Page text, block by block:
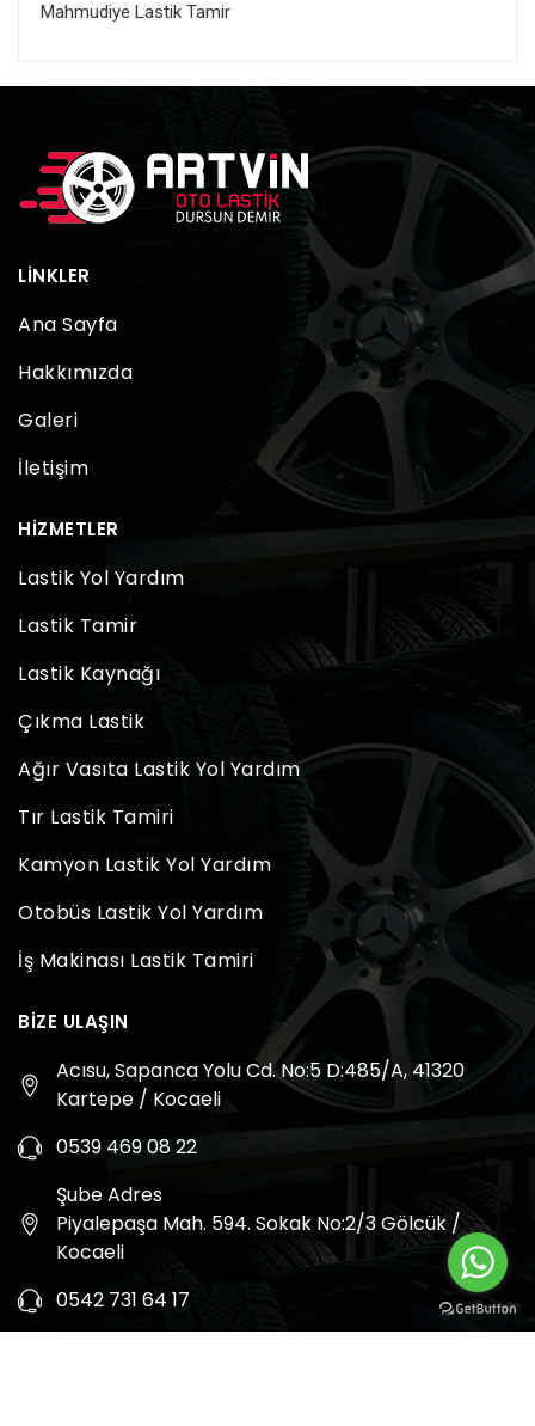
Mahmudiye Lastik Tamir
LINKLER
Ana Sayfa
Hakkımızda
Galeri
İletişim
HIZMETLER
Lastik Yol Yardım
Lastik Tamir
Lastik Kaynağı
Çıkma Lastik
Ağır Vasıta Lastik Yol Yardım
Tır Lastik Tamiri
Kamyon Lastik Yol Yardım
Otobüs Lastik Yol Yardım
İş Makinası Lastik Tamiri
BIZE ULAŞIN
Acısu, Sapanca Yolu Cd. No:5 D:485/A, 41320
Kartepe / Kocaeli
0539 469 08 22
Şube Adres
Piyalepaşa Mah. 594. Sokak No:2/3 Gölcük /
Kocaeli
0542 731 64 17